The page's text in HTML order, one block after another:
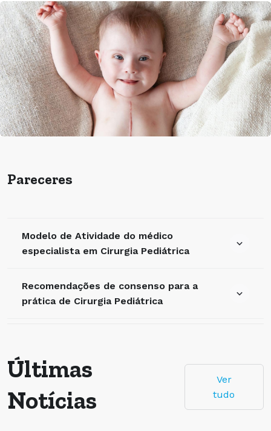
Pareceres
Modelo de Atividade do médico
especialista em Cirurgia Pediátrica
Recomendações de consenso para a
prática de Cirurgia Pediátrica
Últimas
Notícias
Ver
tudo